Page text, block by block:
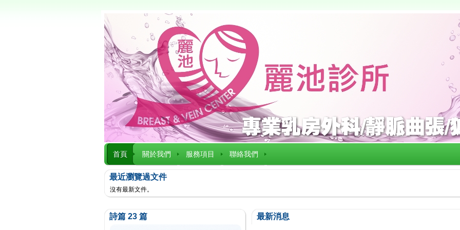
首頁 關於我們 服務項目 聯絡我們
最近瀏覽過文件
沒有最新文件。
詩篇 23 篇 最新消息